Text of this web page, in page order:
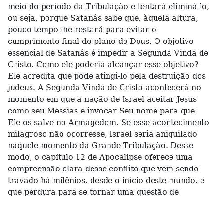
meio do período da Tribulação e tentará eliminá-lo,
ou seja, porque Satanás sabe que, àquela altura,
pouco tempo lhe restará para evitar o
cumprimento final do plano de Deus. O objetivo
essencial de Satanás é impedir a Segunda Vinda de
Cristo. Como ele poderia alcançar esse objetivo?
Ele acredita que pode atingi-lo pela destruição dos
judeus. A Segunda Vinda de Cristo acontecerá no
momento em que a nação de Israel aceitar Jesus
como seu Messias e invocar Seu nome para que
Ele os salve no Armagedom. Se esse acontecimento
milagroso não ocorresse, Israel seria aniquilado
naquele momento da Grande Tribulação. Desse
modo, o capítulo 12 de Apocalipse oferece uma
compreensão clara desse conflito que vem sendo
travado há milênios, desde o início deste mundo, e
que perdura para se tornar uma questão de